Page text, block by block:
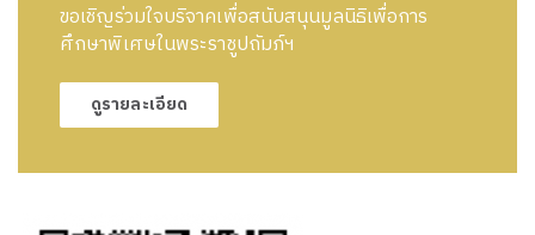
ขอเชิญร่วมใจบริจาคเพื่อสนับสนุนมูลนิธิเพื่อการ
ศึกษาพิเศษในพระราชูปถัมภ์ฯ
ดูรายละเอียด